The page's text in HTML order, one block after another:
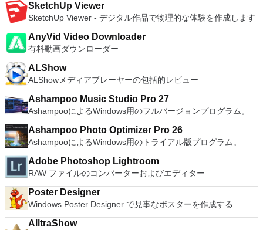
SketchUp Viewer
SketchUp Viewer - デジタル作品で物理的な体験を作成します
AnyVid Video Downloader
有料動画ダウンローダー
ALShow
ALShowメディアプレーヤーの包括的レビュー
Ashampoo Music Studio Pro 27
AshampooによるWindows用のフルバージョンプログラム。
Ashampoo Photo Optimizer Pro 26
AshampooによるWindows用のトライアル版プログラム。
Adobe Photoshop Lightroom
RAW ファイルのコンバーターおよびエディター
Poster Designer
Windows Poster Designer で見事なポスターを作成する
AlltraShow